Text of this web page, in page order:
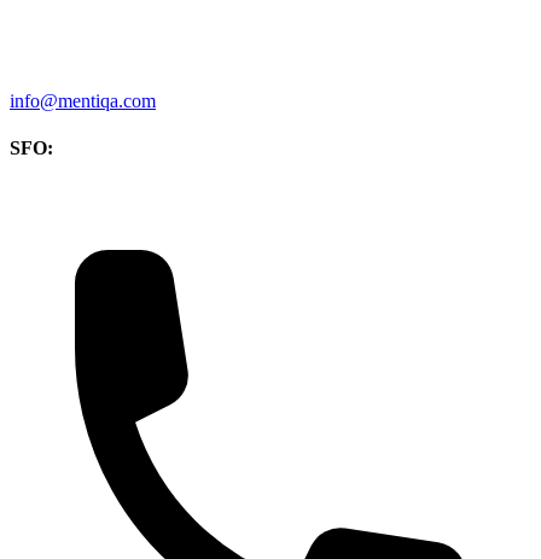
info@mentiqa.com
SFO: